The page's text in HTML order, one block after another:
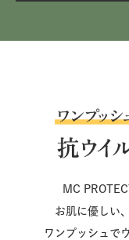
MC
お肌に優しい
ワンプッシュで